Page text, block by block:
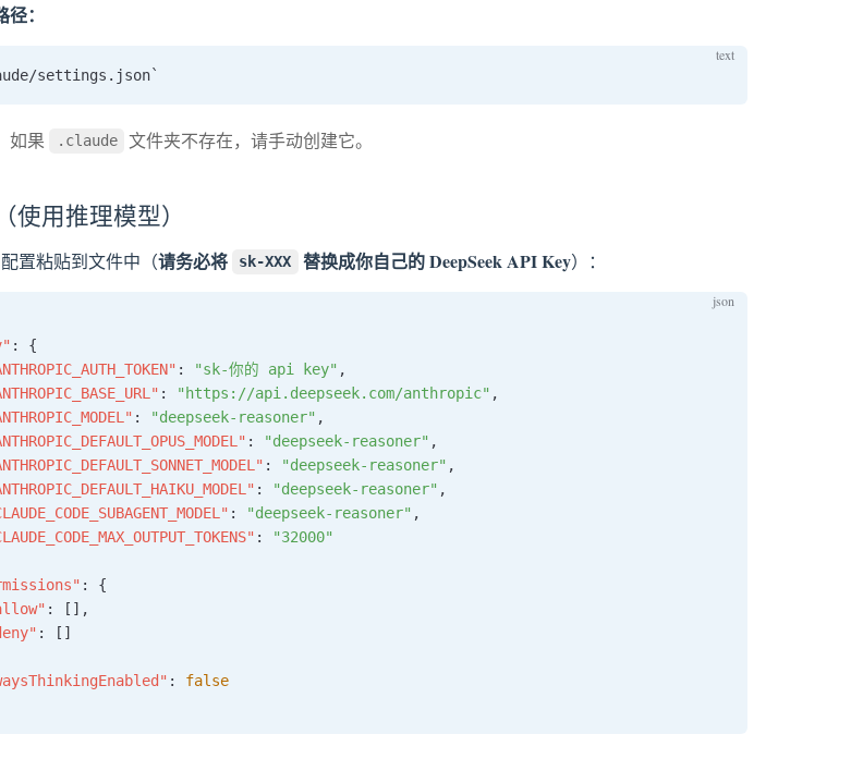
：
如果 .claude 文件夹不存在，请手动创建它。
使用推理模型）
置粘贴到文件中（请务必将 sk-XXX 替换成你自己的 DeepSeek API Key）：
:
{
: "sk-你的 api key" ,
: "https://api.deepseek.com/anthropic" ,
: "deepseek-reasoner" ,
: "deepseek-reasoner" ,
: "deepseek-reasoner" ,
: "deepseek-reasoner" ,
: "deepseek-reasoner" ,
:
"32000"
:
{
: [ ] ,
: [ ]
:
false